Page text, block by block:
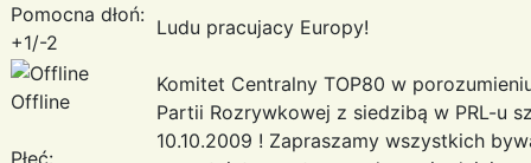
Pomocna dłoń:
+1/-2
Offline
Płeć:
Ludu pracujacy Europy!
Komitet Centralny TOP80 w
Partii Rozrywkowej z siedzibą w PRL-u
10.10.2009 ! Zapraszamy wszystkich